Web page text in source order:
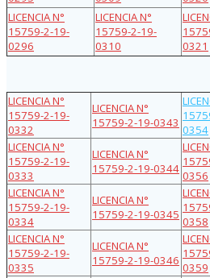
LICENCIA N°
15759-2-19-
0296
LICENCIA N°
15759-2-19-
0310
0321
LICENCIA N°
15759-2-19-
0332
LICENCIA N°
15759-2-19-0343 0354
LICENCIA N°
15759-2-19-
0333
LICENCIA N°
15759-2-19-0344 0356
LICENCIA N°
15759-2-19-
0334
LICENCIA N°
15759-2-19-0345 0358
LICENCIA N°
15759-2-19-
0335
LICENCIA N°
15759-2-19-0346 0359